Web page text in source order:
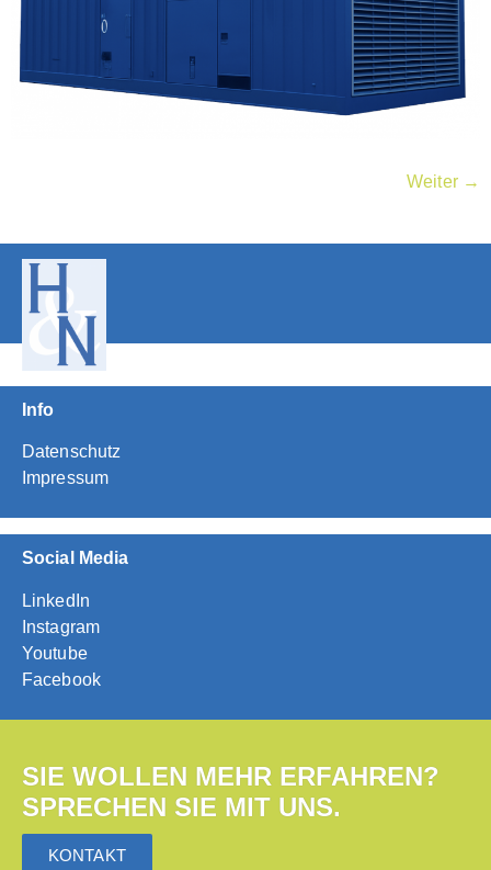
Weiter →
Info
Datenschutz
Impressum
Social Media
LinkedIn
Instagram
Youtube
Facebook
SIE WOLLEN MEHR ERFAHREN?
SPRECHEN SIE MIT UNS.
KONTAKT